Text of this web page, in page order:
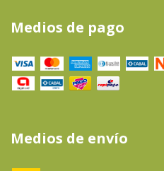
Medios de pago
Medios de envío